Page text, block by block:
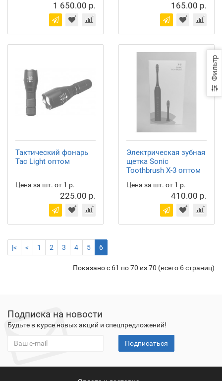
Фильтр
1 650.00 р. 165.00 р.
Тактический фонарь
Tac Light оптом
Цена за шт. от 1 р.
225.00 р.
Электрическая зубная
щетка Sonic
Toothbrush X-3 оптом
Цена за шт. от 1 р.
410.00 р.
|< < 1 2 3 4 5 6
Показано с 61 по 70 из 70 (всего 6 страниц)
Подписка на новости
Будьте в курсе новых акций и спецпредложений!
Подписаться